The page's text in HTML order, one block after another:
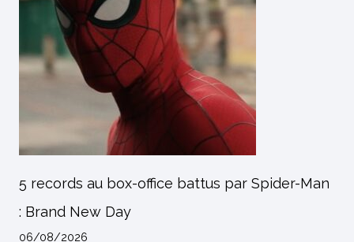
5 records au box-office battus par Spider-Man
: Brand New Day
06/08/2026